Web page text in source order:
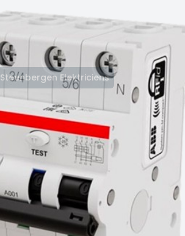
Steenbergen Elektriciens